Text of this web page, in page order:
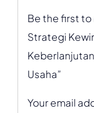
Be the first to
Strategi
Usaha”
Your email